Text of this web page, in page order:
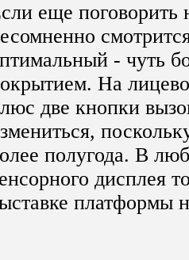
еще поговорить
- чуть
На
две кнопки
полугода. В
дисплея
платформы